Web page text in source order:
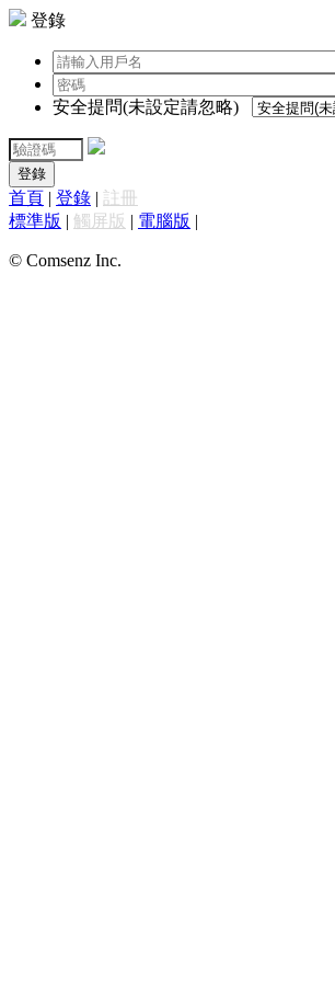
登錄
安全提問(未設定請忽略)
登錄
首頁 | 登錄 | 註冊
標準版 | 觸屏版 | 電腦版 |
© Comsenz Inc.